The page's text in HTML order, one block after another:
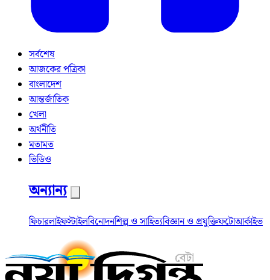
সর্বশেষ
আজকের পত্রিকা
বাংলাদেশ
আন্তর্জাতিক
খেলা
অর্থনীতি
মতামত
ভিডিও
অন্যান্য
ফিচারলাইফস্টাইলবিনোদনশিল্প ও সাহিত্যবিজ্ঞান ও প্রযুক্তিফটোআর্কাইভ